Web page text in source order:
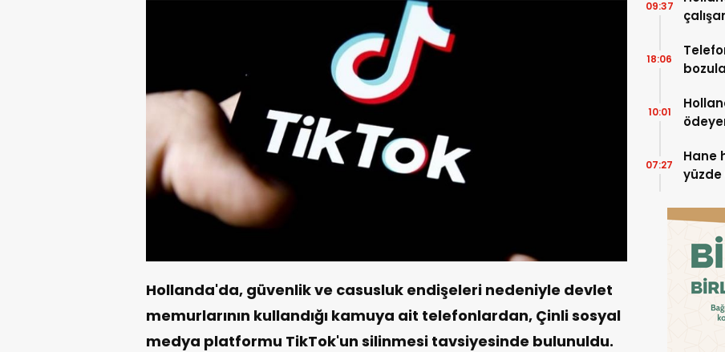
Hollanda'da, güvenlik ve casusluk endişeleri nedeniyle devlet
memurlarının kullandığı kamuya ait telefonlardan, Çinli sosyal
medya platformu TikTok'un silinmesi tavsiyesinde bulunuldu.
09:37
18:06
10:01
Hane
07:27